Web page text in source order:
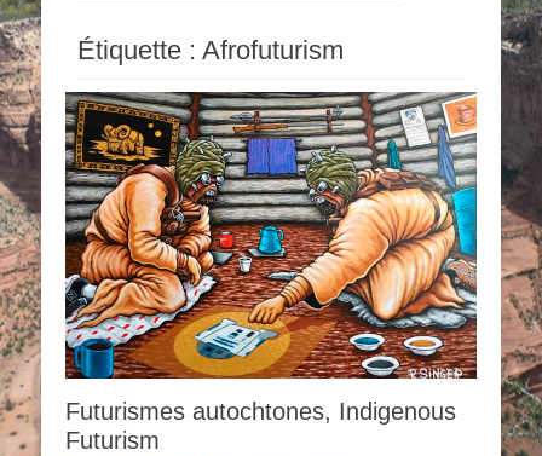
Étiquette : Afrofuturism
Futurismes autochtones, Indigenous
Futurism